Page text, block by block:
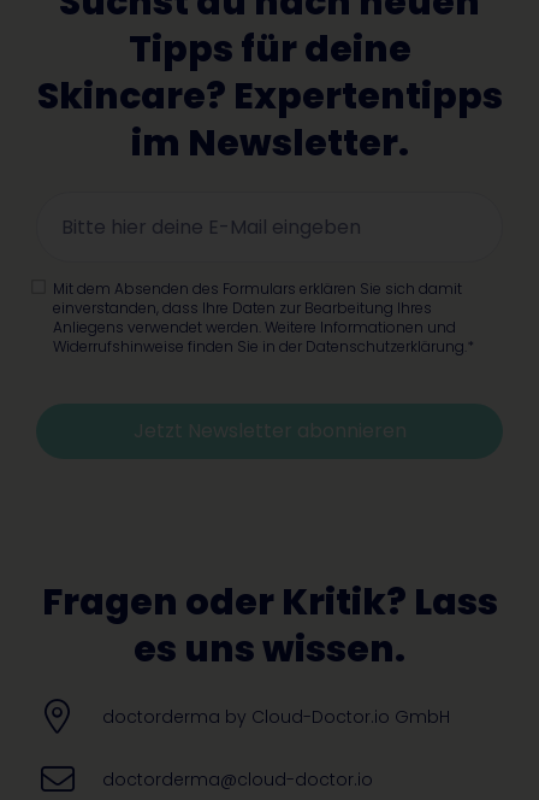
Tipps für deine
Skincare? Expertentipps
im Newsletter.
Mit dem Absenden des Formulars erklären Sie sich damit
einverstanden, dass Ihre Daten zur Bearbeitung Ihres
Anliegens verwendet werden. Weitere Informationen und
Widerrufshinweise finden Sie in der Datenschutzerklärung.*
Jetzt Newsletter abonnieren
Fragen oder Kritik? Lass
es uns wissen.
doctorderma by Cloud-Doctor.io GmbH
doctorderma@cloud-doctor.io